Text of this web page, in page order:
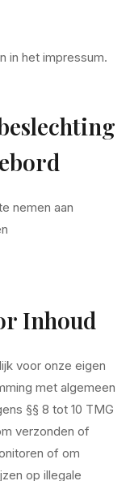
in het impressum.
nemen aan
Inhoud
voor onze eigen
met algemeen
§§ 8 tot 10 TMG
verzonden of
of om
op illegale